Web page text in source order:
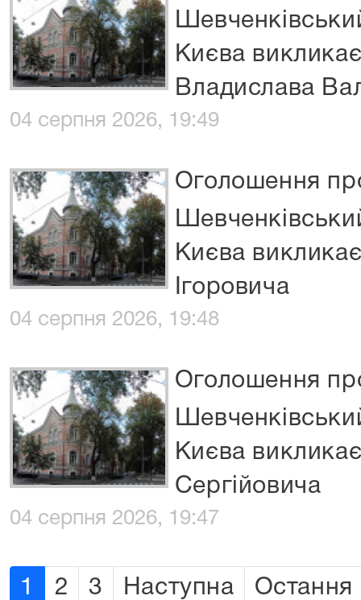
Києва
Владислава
04 серпня 2026, 19:49
Оголошення
Києва
Ігоровича
04 серпня 2026, 19:48
Оголошення
Києва
Сергійовича
04 серпня 2026, 19:47
1 2 3 Наступна Остання